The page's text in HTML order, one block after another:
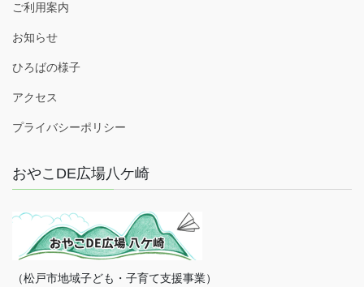
ご利用案内
お知らせ
ひろばの様子
アクセス
プライバシーポリシー
おやこDE広場八ケ崎
（松戸市地域子ども・子育て支援事業）